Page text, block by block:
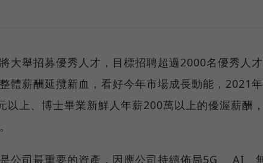
大舉招募優秀人才，目標招聘超過2000名優秀人才
體薪酬延攬新血，看好今年市場成長動能，2021年
以上、博士畢業新鮮人年薪200萬以上的優渥薪酬
公司最重要的資產，因應公司持續佈局5G 、AI、